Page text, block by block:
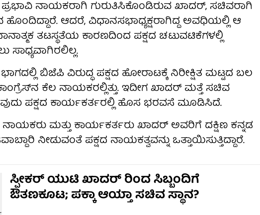
ಪ್ರಭಾವಿ ನಾಯಕರಾಗಿ ಗುರುತಿಸಿಕೊಂಡಿರುವ ಖಾದರ್, ಸಚಿವರಾಗಿ
ಆದರೆ, ವಿಧಾನಸಭಾಧ್ಯಕ್ಷರಾಗಿದ್ದ ಅವಧಿಯಲ್ಲಿ ಆ
ತಟಸ್ಥತೆಯ ಕಾರಣದಿಂದ ಪಕ್ಷದ ಚಟುವಟಿಕೆಗಳಲ್ಲಿ
ಸಾಧ್ಯವಾಗಿರಲಿಲ್ಲ.
ಬಿಜೆಪಿ ವಿರುದ್ಧ ಪಕ್ಷದ ಹೋರಾಟಕ್ಕೆ ನಿರೀಕ್ಷಿತ ಮಟ್ಟದ ಬಲ
ಕೆಲ ನಾಯಕರಲ್ಲಿತ್ತು. ಇದೀಗ ಖಾದರ್ ಮತ್ತೆ ಸಚಿವ
ಪಕ್ಷದ ಕಾರ್ಯಕರ್ತರಲ್ಲಿ ಹೊಸ ಭರವಸೆ ಮೂಡಿಸಿದೆ.
ಮತ್ತು ಕಾರ್ಯಕರ್ತರು ಖಾದರ್ ಅವರಿಗೆ ದಕ್ಷಿಣ ಕನ್ನಡ
ನೀಡುವಂತೆ ಪಕ್ಷದ ನಾಯಕತ್ವವನ್ನು ಒತ್ತಾಯಿಸುತ್ತಿದ್ದಾರೆ.
ಸ್ಪೀಕರ್ ಯುಟಿ ಖಾದರ್ ರಿಂದ ಸಿಬ್ಬಂದಿಗೆ
ಔತಣಕೂಟ; ಪಕ್ಕಾ ಆಯ್ತಾ ಸಚಿವ ಸ್ಥಾನ?